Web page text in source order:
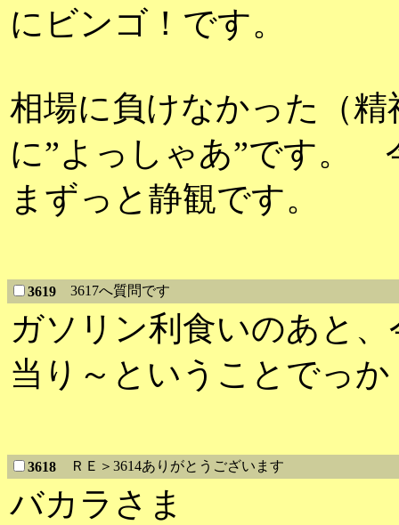
にビンゴ！です。
相場に負けなかった（
に”よっしゃあ”です。
まずっと静観です。
3619 3617へ質問です
ガソリン利食いのあと
当り～ということでっ
3618 ＲＥ＞3614ありがとうございます
バカラさま